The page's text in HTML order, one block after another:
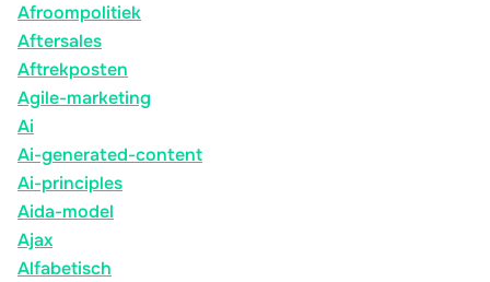
Afroompolitiek
Aftersales
Aftrekposten
Agile-marketing
Ai
Ai-generated-content
Ai-principles
Aida-model
Ajax
Alfabetisch